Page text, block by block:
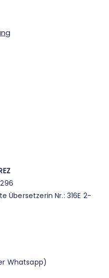
Nr.: 316E 2-
Whatsapp)​